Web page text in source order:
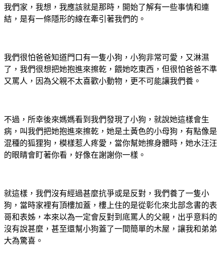
我們家，我想，我應該就是那時，開始了解有一些事情和連
結，是有一條隱形的線在牽引著我們的。
我們很怕爸爸知道門口有一隻小狗，小狗非常可愛，又淋濕
了，我們很想把她抱進來擦乾，餵她吃東西，但很怕爸爸不準
又罵人，因為父親不太喜歡小動物，更不可能讓我們養。
不過，所幸後來媽媽看到我們發現了小狗，就說她這樣會生
病，叫我們把她抱進來擦乾，她是土黃色的小母狗，有點像是
混種的狐狸狗，模樣惹人疼愛，當你幫她擦身體時，她水汪汪
的眼睛會盯著你看，好像在謝謝你一樣。
就這樣，我們沒有經過甚麼抗爭或是反對，我們養了一隻小
狗，當時家裡有頂樓加蓋，樓上住的是從彰化來北部念書的表
哥和表姊，本來以為一定會反對到底罵人的父親，出乎意料的
沒有說甚麼，甚至還幫小狗蓋了一間簡單的木屋，讓我和弟弟
大為驚喜。